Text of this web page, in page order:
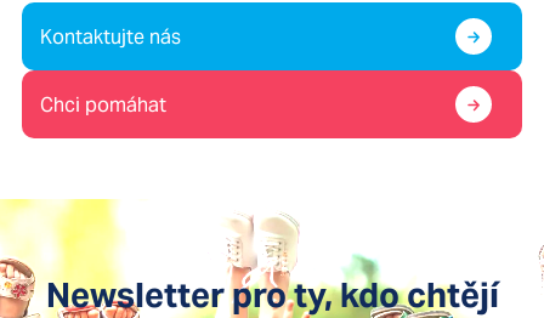
Kontaktujte nás
Chci pomáhat
Newsletter pro ty, kdo chtějí